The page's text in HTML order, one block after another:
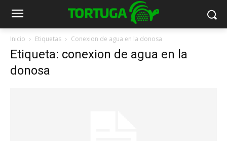
Inicio Etiquetas Conexion de agua en la donosa
Etiqueta: conexion de agua en la
donosa